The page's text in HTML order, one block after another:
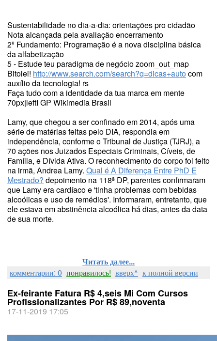
Sustentabilidade no dia-a-dia: orientações pro cidadão
Nota alcançada pela avaliação encerramento
2º Fundamento: Programação é a nova disciplina básica
da alfabetização
5 - Estude teu paradigma de negócio zoom_out_map
Bitolei! http://www.search.com/search?q=dicas+autocom
auxílio da tecnologia! rs
Faça tudo com a identidade da tua marca em mente
70px|leftI GP Wikimedia Brasil
Lamy, que chegou a ser confinado em 2014, após uma
série de matérias feitas pelo DIA, respondia em
independência, conforme o Tribunal de Justiça (TJRJ), a
70 ações nos Juizados Especiais Criminais, Cíveis, de
Família, e Dívida Ativa. O reconhecimento do corpo foi feito
na irmã, Andrea Lamy. Qual é A Diferença Entre PhD E
Mestrado? depoimento na 118ª DP, parentes confirmaram
que Lamy era cardíaco e 'tinha problemas com bebidas
alcoólicas e uso de remédios'. Informaram, entretanto, que
ele estava em abstinência alcoólica há dias, antes da data
de sua morte.
Читать далее...
комментарии: 0 понравилось! вверх^ к полной версии
Ex-feirante Fatura R$ 4,seis Mi Com Cursos
Profissionalizantes Por R$ 89,noventa
17-11-2019 17:05